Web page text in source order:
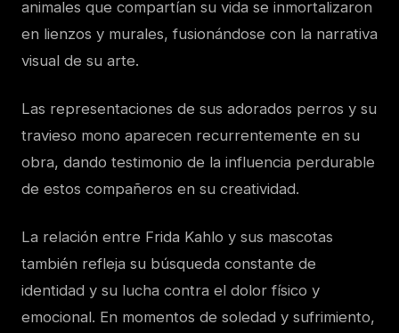
animales que compartían su vida se inmortalizaron
en lienzos y murales, fusionándose con la narrativa
visual de su arte.
Las representaciones de sus adorados perros y su
travieso mono aparecen recurrentemente en su
obra, dando testimonio de la influencia perdurable
de estos compañeros en su creatividad.
La relación entre Frida Kahlo y sus mascotas
también refleja su búsqueda constante de
identidad y su lucha contra el dolor físico y
emocional. En momentos de soledad y sufrimiento,